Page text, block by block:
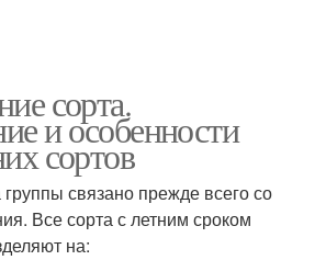
сорта.
и особенности
сортов
связано прежде всего со
Все сорта с летним сроком
на: